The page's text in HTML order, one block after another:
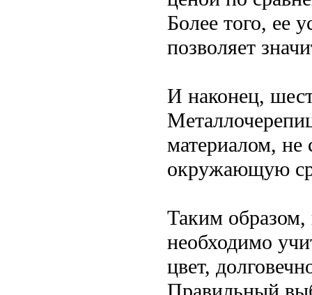
Более того, ее
позволяет
И наконец,
материалом, не
окружающую
Таким
необходимо
цвет,